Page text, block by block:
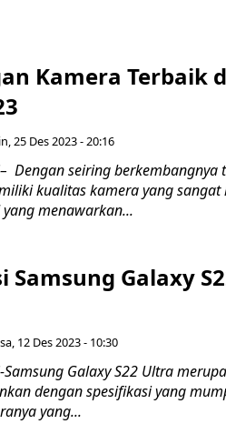
Kamera Terbaik
25 Des 2023 - 20:16
Dengan seiring
kualitas kamera yang
menawarkan...
Samsung Galaxy
12 Des 2023 - 10:30
Samsung Galaxy S22 Ultra
dengan spesifikasi yang
yang...